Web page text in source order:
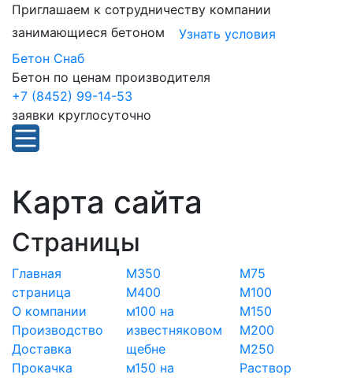
Приглашаем к сотрудничеству компании
занимающиеся бетоном
Узнать условия
Бетон Снаб
Бетон по ценам производителя
+7 (8452) 99-14-53
заявки круглосуточно
Карта сайта
Страницы
Главная
страница
О компании
Производство
Доставка
Прокачка
М350
М400
м100 на
известняковом
щебне
м150 на
М75
М100
М150
М200
М250
Раствор